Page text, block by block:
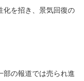
化を招き、景気回復の
の報道では売られ進